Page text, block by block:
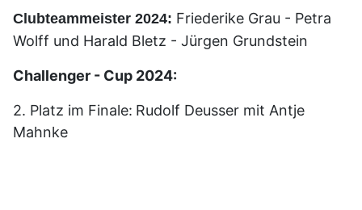
Clubteammeister 2024: Friederike Grau - Petra
Wolff und Harald Bletz - Jürgen Grundstein
Challenger - Cup 2024:
2. Platz im Finale: Rudolf Deusser mit Antje
Mahnke